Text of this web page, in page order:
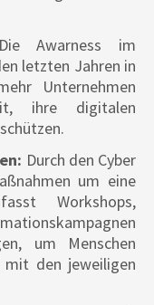
Awarness im
letzten Jahren in
Unternehmen
ihre digitalen
Durch den Cyber
um eine
Workshops,
um Menschen
mit den jeweiligen